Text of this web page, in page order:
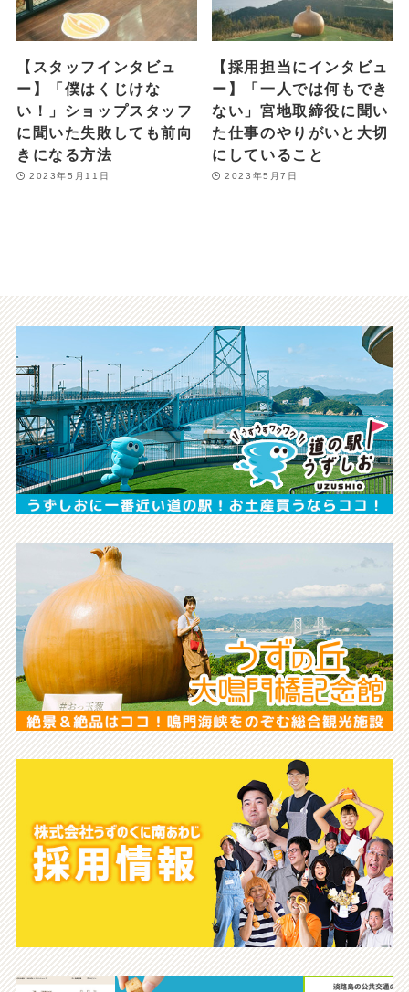
【スタッフインタビュ
ー】「僕はくじけな
い！」ショップスタッフ
に聞いた失敗しても前向
きになる方法
2023年5月11日
【採用担当にインタビュ
ー】「一人では何もでき
ない」宮地取締役に聞い
た仕事のやりがいと大切
にしていること
2023年5月7日